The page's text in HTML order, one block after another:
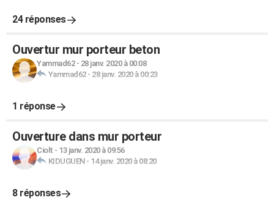
24 réponses
Ouvertur mur porteur beton
Yammad62- 28 janv. 2020 à 00:08
Yammad62- 28 janv. 2020 à 00:23
1 réponse
Ouverture dans mur porteur
Ciolt - 13 janv. 2020 à 09:56
KIDUGUEN- 14 janv. 2020 à 08:20
8 réponses